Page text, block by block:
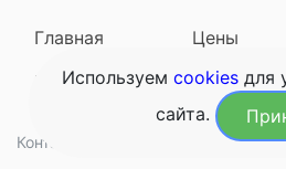
Главная Цены
Наследодатели
Контакты Обработка данных
Используем cookies для
сайта.